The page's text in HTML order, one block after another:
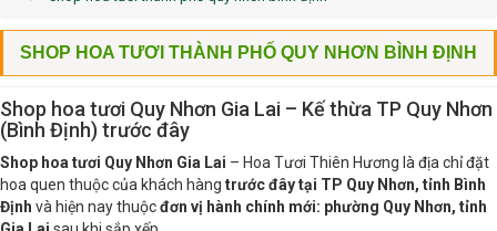
shop hoa tươi thành phố quy nhơn bình định
SHOP HOA TƯƠI THÀNH PHỐ QUY NHƠN BÌNH ĐỊNH
Shop hoa tươi Quy Nhơn Gia Lai – Kế thừa TP Quy Nhơn
(Bình Định) trước đây
Shop hoa tươi Quy Nhơn Gia Lai – Hoa Tươi Thiên Hương là địa chỉ đặt
hoa quen thuộc của khách hàng
trước đây tại TP Quy Nhơn, tỉnh Bình
Định và hiện nay thuộc
đơn vị hành chính mới: phường Quy Nhơn, tỉnh